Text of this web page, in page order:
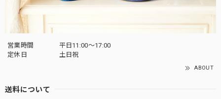
営業時間
平日11:00～17:00
定休日
土日祝
ABOUT
送料について